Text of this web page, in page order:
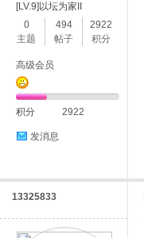
[LV.9]以坛为家II
0
主题
494
帖子
2922
积分
高级会员
积分 2922
发消息
13325833